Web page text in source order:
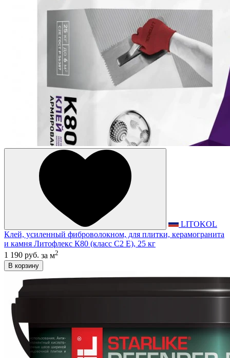
LITOKOL
Клей, усиленный фиброволокном, для плитки, керамогранита
и камня Литофлекс К80 (класс С2 E), 25 кг
1 190 руб. за м2
В корзину